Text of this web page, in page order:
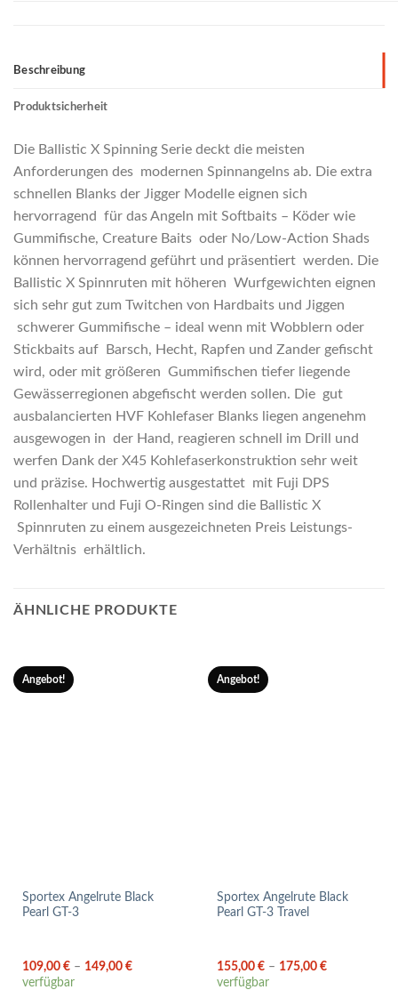
Beschreibung
Produktsicherheit
Die Ballistic X Spinning Serie deckt die meisten
Anforderungen des modernen Spinnangelns ab. Die extra
schnellen Blanks der Jigger Modelle eignen sich
hervorragend für das Angeln mit Softbaits – Köder wie
Gummifische, Creature Baits oder No/Low-Action Shads
können hervorragend geführt und präsentiert werden. Die
Ballistic X Spinnruten mit höheren Wurfgewichten eignen
sich sehr gut zum Twitchen von Hardbaits und Jiggen
schwerer Gummifische – ideal wenn mit Wobblern oder
Stickbaits auf Barsch, Hecht, Rapfen und Zander gefischt
wird, oder mit größeren Gummifischen tiefer liegende
Gewässerregionen abgefischt werden sollen. Die gut
ausbalancierten HVF Kohlefaser Blanks liegen angenehm
ausgewogen in der Hand, reagieren schnell im Drill und
werfen Dank der X45 Kohlefaserkonstruktion sehr weit
und präzise. Hochwertig ausgestattet mit Fuji DPS
Rollenhalter und Fuji O-Ringen sind die Ballistic X
Spinnruten zu einem ausgezeichneten Preis Leistungs-
Verhältnis erhältlich.
ÄHNLICHE PRODUKTE
Angebot!
Sportex Angelrute Black
Pearl GT-3
109,00 €– 149,00 €
verfügbar
Angebot!
Sportex Angelrute Black
Pearl GT-3 Travel
155,00 €– 175,00 €
verfügbar